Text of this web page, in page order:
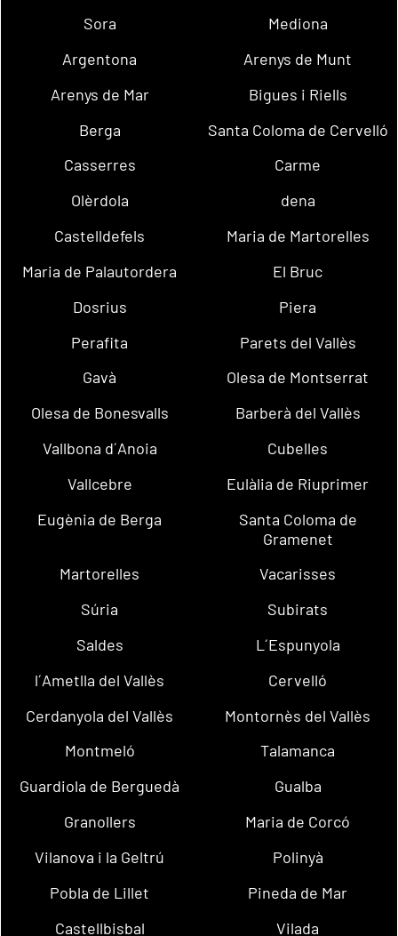
Sora
Mediona
Argentona
Arenys de Munt
Arenys de Mar
Bigues i Riells
Berga
Santa Coloma de Cervelló
Casserres
Carme
Olèrdola
dena
Castelldefels
Maria de Martorelles
Maria de Palautordera
El Bruc
Dosrius
Piera
Perafita
Parets del Vallès
Gavà
Olesa de Montserrat
Olesa de Bonesvalls
Barberà del Vallès
Vallbona d´Anoia
Cubelles
Vallcebre
Eulàlia de Riuprimer
Eugènia de Berga
Santa Coloma de
Gramenet
Martorelles
Vacarisses
Súria
Subirats
Saldes
L´Espunyola
l´Ametlla del Vallès
Cervelló
Cerdanyola del Vallès
Montornès del Vallès
Montmeló
Talamanca
Guardiola de Berguedà
Gualba
Granollers
Maria de Corcó
Vilanova i la Geltrú
Polinyà
Pobla de Lillet
Pineda de Mar
Castellbisbal
Vilada